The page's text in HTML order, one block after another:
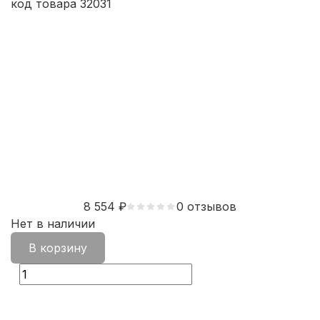
код товара 32031
8 554 ₽
0 отзывов
Нет в наличии
В корзину